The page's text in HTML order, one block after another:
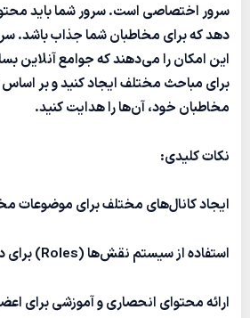
سرور اختصاصی است. سرور شما باید
این امکان را می‌دهند که جوامع آنلاین
برای مباحث مختلف ایجاد کنید و بر اساس
مخاطبان خود، آن‌ها را هدایت کنید.
نکات کلیدی:
ایجاد کانال‌های مختلف برای موضوعات
استفاده از سیستم نقش‌ها (Roles) برای دسته‌بندی کاربران
ارائه محتوای انحصاری و آموزشی برای